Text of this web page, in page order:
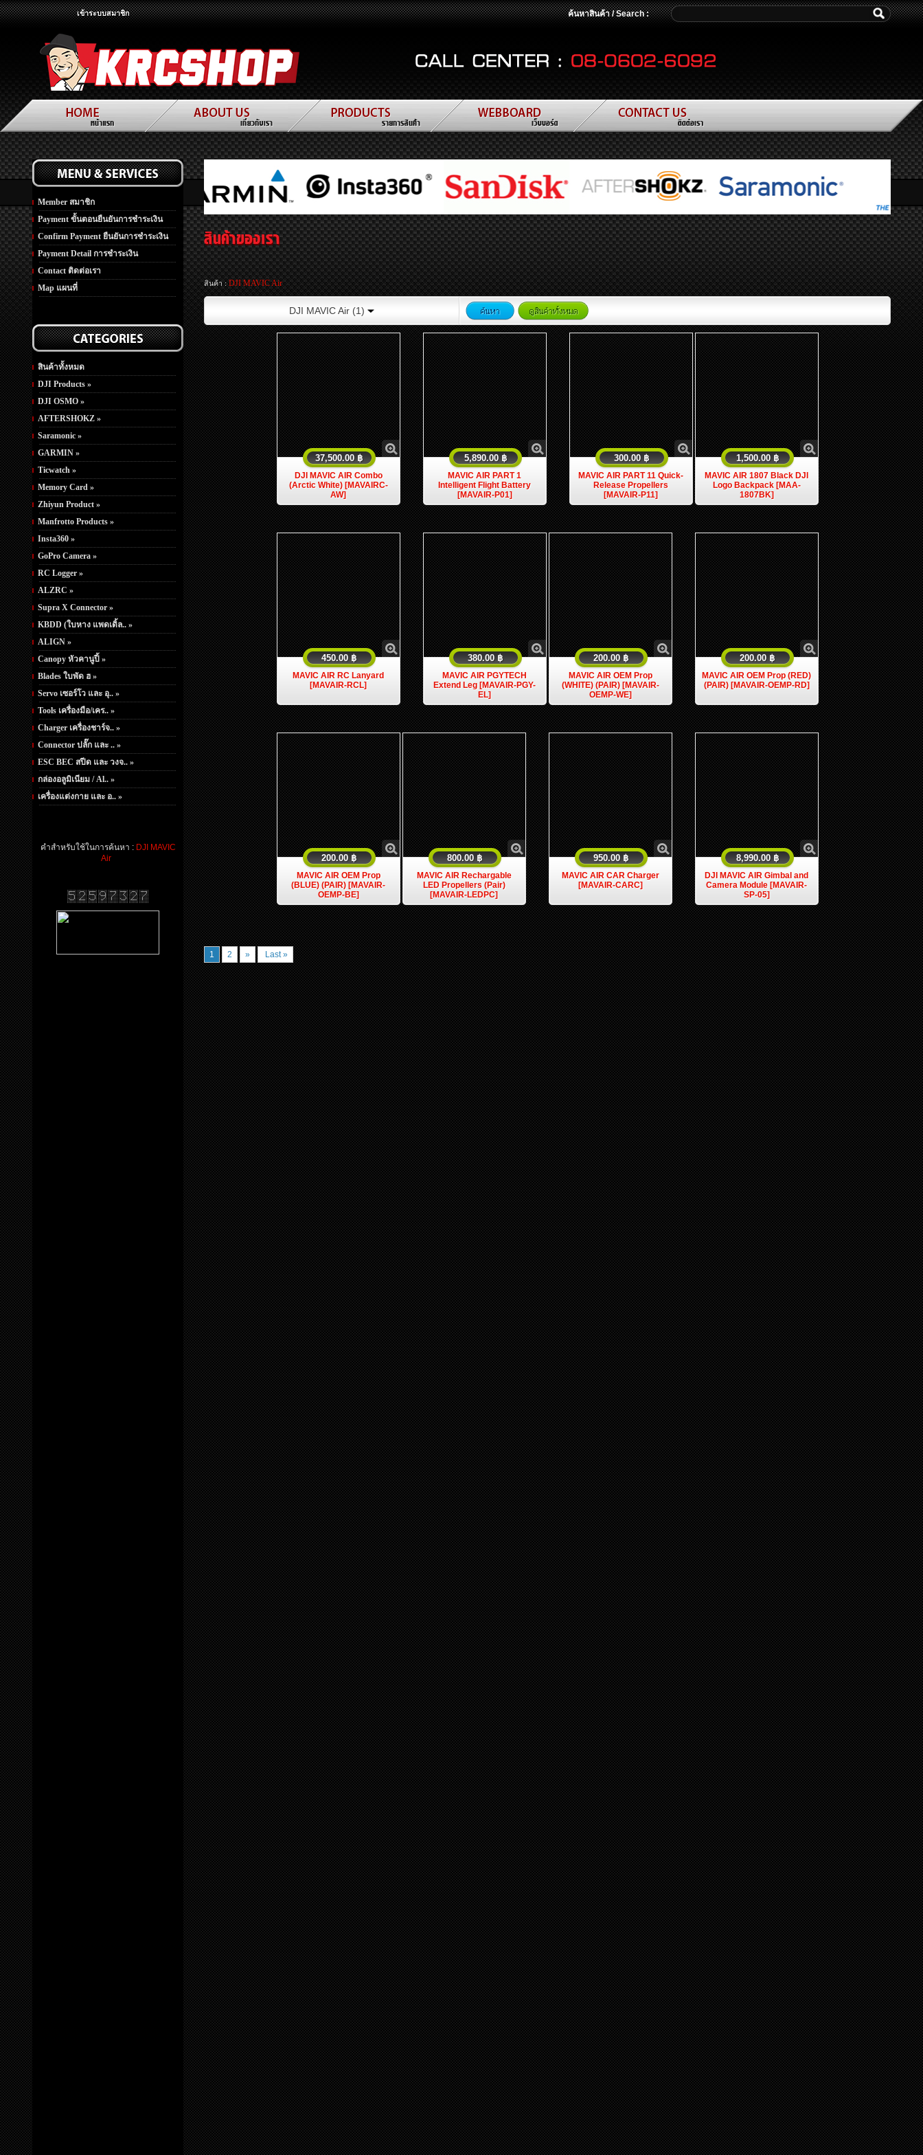
เข้าระบบสมาชิก ค้นหาสินค้า / Search :
Member สมาชิก
Payment ขั้นตอนยืนยันการชำระเงิน
Confirm Payment ยืนยันการชำระเงิน
Payment Detail การชำระเงิน
Contact ติดต่อเรา
Map แผนที่
สินค้าทั้งหมด
DJI Products »
DJI OSMO »
AFTERSHOKZ »
Saramonic »
GARMIN »
Ticwatch »
Memory Card »
Zhiyun Product »
Manfrotto Products »
Insta360 »
GoPro Camera »
RC Logger »
ALZRC »
Supra X Connector »
KBDD (ใบหาง แพดเดิ้ล.. »
ALIGN »
Canopy หัวคานูปี้ »
Blades ใบพัด ฮ »
Servo เซอร์โว และ อุ.. »
Tools เครื่องมือ/เคร.. »
Charger เครื่องชาร์จ.. »
Connector ปลั๊ก และ .. »
ESC BEC สปีด และ วงจ.. »
กล่องอลูมิเนียม / Al.. »
เครื่องแต่งกาย และ อ.. »
คำสำหรับใช้ในการค้นหา : DJI MAVIC
Air
สินค้า : DJI MAVIC Air
DJI MAVIC Air (1)
37,500.00 ฿
DJI MAVIC AIR Combo
(Arctic White) [MAVAIRC-
AW]
5,890.00 ฿
MAVIC AIR PART 1
Intelligent Flight Battery
[MAVAIR-P01]
300.00 ฿
MAVIC AIR PART 11 Quick-
Release Propellers
[MAVAIR-P11]
1,500.00 ฿
MAVIC AIR 1807 Black DJI
Logo Backpack [MAA-
1807BK]
450.00 ฿
MAVIC AIR RC Lanyard
[MAVAIR-RCL]
380.00 ฿
MAVIC AIR PGYTECH
Extend Leg [MAVAIR-PGY-
EL]
200.00 ฿
MAVIC AIR OEM Prop
(WHITE) (PAIR) [MAVAIR-
OEMP-WE]
200.00 ฿
MAVIC AIR OEM Prop (RED)
(PAIR) [MAVAIR-OEMP-RD]
200.00 ฿
MAVIC AIR OEM Prop
(BLUE) (PAIR) [MAVAIR-
OEMP-BE]
800.00 ฿
MAVIC AIR Rechargable
LED Propellers (Pair)
[MAVAIR-LEDPC]
950.00 ฿
MAVIC AIR CAR Charger
[MAVAIR-CARC]
8,990.00 ฿
DJI MAVIC AIR Gimbal and
Camera Module [MAVAIR-
SP-05]
1 2 » Last »